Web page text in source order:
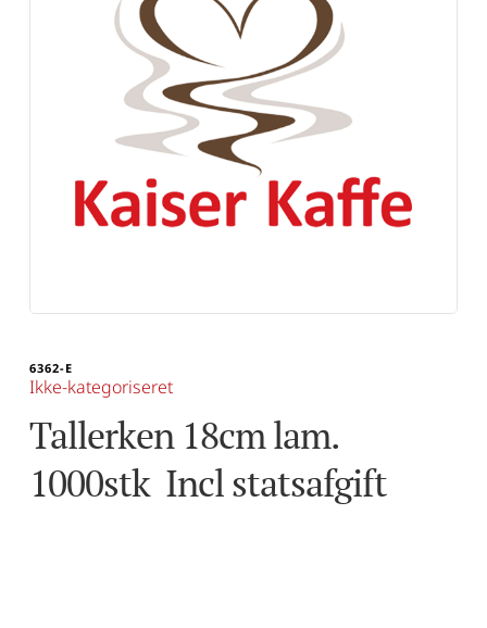
6362-E
Ikke-kategoriseret
Tallerken 18cm lam.
1000stk  Incl statsafgift